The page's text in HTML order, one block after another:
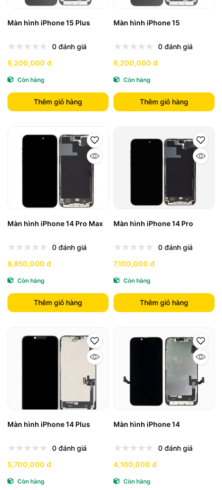
Màn hình iPhone 15 Plus
0 đánh giá
6,200,000 đ
Còn hàng
Thêm giỏ hàng
Màn hình iPhone 15
0 đánh giá
6,200,000 đ
Còn hàng
Thêm giỏ hàng
Màn hình iPhone 14 Pro Max
0 đánh giá
8,850,000 đ
Còn hàng
Thêm giỏ hàng
Màn hình iPhone 14 Pro
0 đánh giá
7,100,000 đ
Còn hàng
Thêm giỏ hàng
Màn hình iPhone 14 Plus
0 đánh giá
5,700,000 đ
Còn hàng
Màn hình iPhone 14
0 đánh giá
4,100,000 đ
Còn hàng